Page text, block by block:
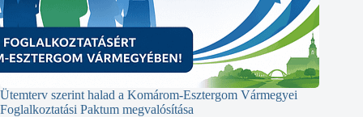
Ütemterv szerint halad a Komárom-Esztergom Vármegyei
Foglalkoztatási Paktum megvalósítása